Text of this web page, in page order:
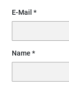
E-Mail
Name